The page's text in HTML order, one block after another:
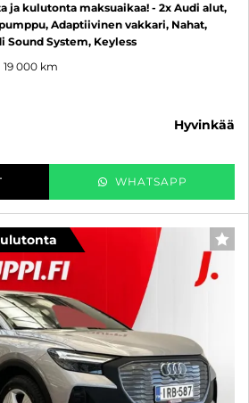
ja kulutonta maksuaikaa! - 2x Audi alut,
Adaptiivinen vakkari, Nahat,
Sound System, Keyless
000 km
hyvinkää
WHATSAPP